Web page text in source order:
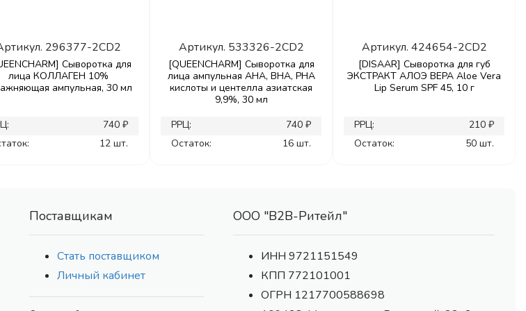
296377-2CD2
Сыворотка для
лица КОЛЛАГЕН 10%
ампульная, 30 мл
740 ₽
12 шт.
Артикул. 533326-2CD2
[QUEENCHARM] Сыворотка для
лица ампульная AHA, BHA, PHA
кислоты и центелла азиатская
9,9%, 30 мл
РРЦ:
740 ₽
Остаток:
16 шт.
Артикул. 424654-2CD2
[DISAAR] Сыворотка для губ
ЭКСТРАКТ АЛОЭ ВЕРА Aloe Vera
Lip Serum SPF 45, 10 г
РРЦ:
210 ₽
Остаток:
50 шт.
Поставщикам
Стать поставщиком
Личный кабинет
ООО "В2В-Ритейл"
ИНН 9721151549
КПП 772101001
ОГРН 1217700588698